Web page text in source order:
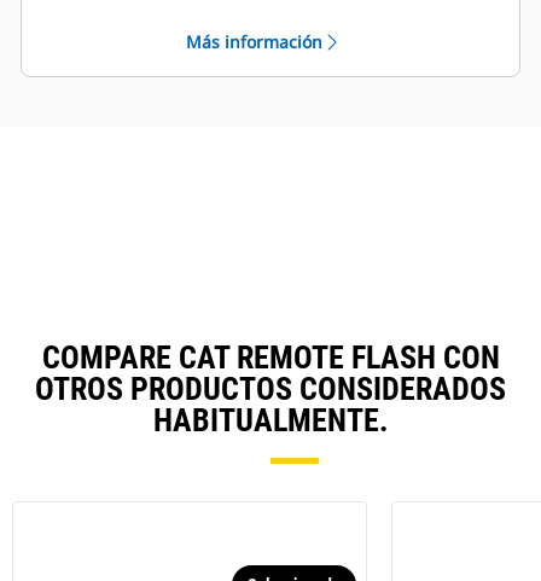
Más información
COMPARE CAT REMOTE FLASH CON
OTROS PRODUCTOS CONSIDERADOS
HABITUALMENTE.